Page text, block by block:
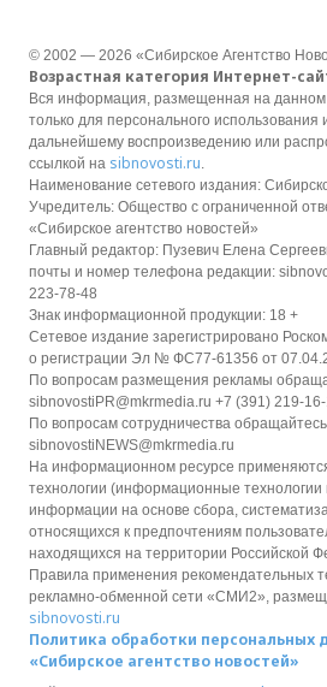
© 2002 — 2026 «Сибирское Агентство
Возрастная категория Интернет-
Вся информация, размещенная на данном
только для персонального использования
дальнейшему воспроизведению или
ссылкой на sibnovosti.ru.
Наименование сетевого издания:
Учредитель: Общество с ограниченной
«Сибирское агентство новостей»
Главный редактор: Пузевич Елена
почты и номер телефона редакции:
223-78-48
Знак информационной продукции: 18 +
Сетевое издание зарегистрировано
о регистрации Эл № ФС77-61356 от
По вопросам размещения рекламы
sibnovostiPR@mkrmedia.ru +7 (391) 219-
По вопросам сотрудничества
sibnovostiNEWS@mkrmedia.ru
На информационном ресурсе
технологии (информационные технологии
информации на основе сбора,
относящихся к предпочтениям
находящихся на территории Российской
Правила применения рекомендательных
рекламно-обменной сети «СМИ2»,
sibnovosti.ru
Политика обработки персональных
«Сибирское агентство новостей»